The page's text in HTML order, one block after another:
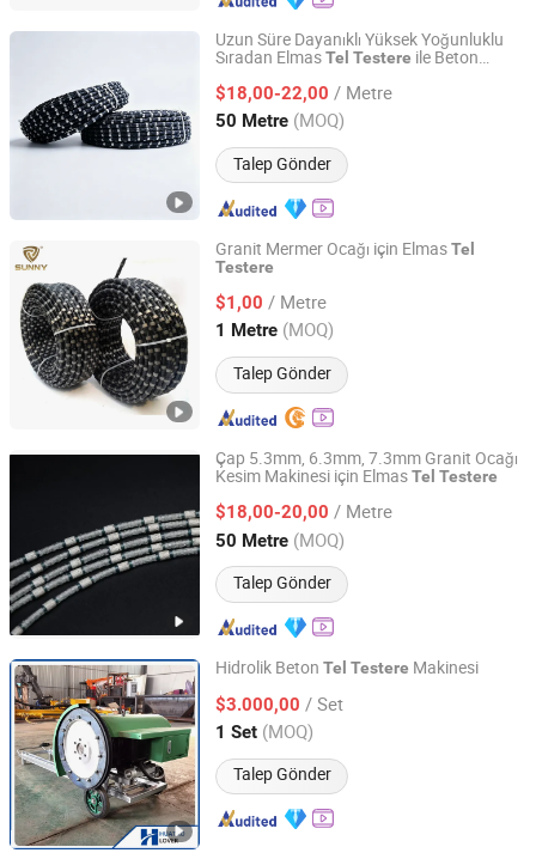
Uzun Süre Dayanıklı Yüksek Yoğunluklu
Sıradan ElmasTel Testere ile Beton
$18,00-22,00 / Metre
50 Metre (MOQ)
Talep Gönder
Yancheng Link Import and Export Co., Ltd
Jiangsu, China Fiyat 2026
Granit Mermer Ocağı için ElmasTel
Testere
$1,00 / Metre
1 Metre (MOQ)
Talep Gönder
Quanzhou Sunny Superhard Tools Co., Ltd.
Fujian, China Fiyat 2013
Çap 5.3mm, 6.3mm, 7.3mm Granit Ocağı
Kesim Makinesi için ElmasTel Testere
$18,00-20,00 / Metre
50 Metre (MOQ)
Talep Gönder
Fujian Xiapu Zhongyuan Machinery Co., Ltd.
Fujian, China Fiyat 2015
Hidrolik Beton Tel Testere Makinesi
$3.000,00 / Set
1 Set (MOQ)
Talep Gönder
Shijiazhuang Huatao Import and Export Trade Co., Ltd.
Hebei, China Fiyat 2020